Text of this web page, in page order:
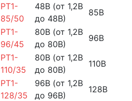
PT1-
85/50
48В (от 1,2В
до 48В)
85В
PT1-
96/45
80В (от 1,2В
до 80В)
96В
PT1-
110/35
80В (от 1,2В
до 80В)
110В
PT1-
128/35
96В (от 1,2В
до 96В)
128В